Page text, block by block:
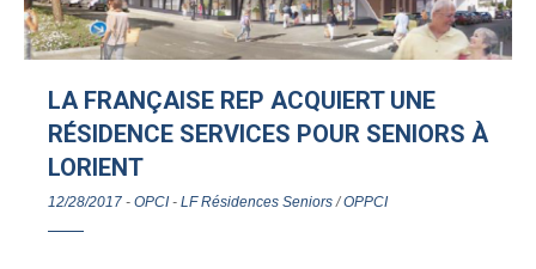
LA FRANÇAISE REP ACQUIERT UNE
RÉSIDENCE SERVICES POUR SENIORS À
LORIENT
12/28/2017 - OPCI- LF Résidences Seniors /OPPCI